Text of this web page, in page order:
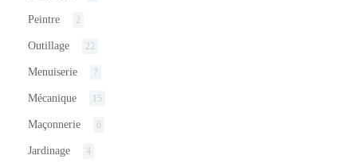
Peintre 2
Outillage 22
Menuiserie 7
Mécanique 15
Maçonnerie 6
Jardinage 4